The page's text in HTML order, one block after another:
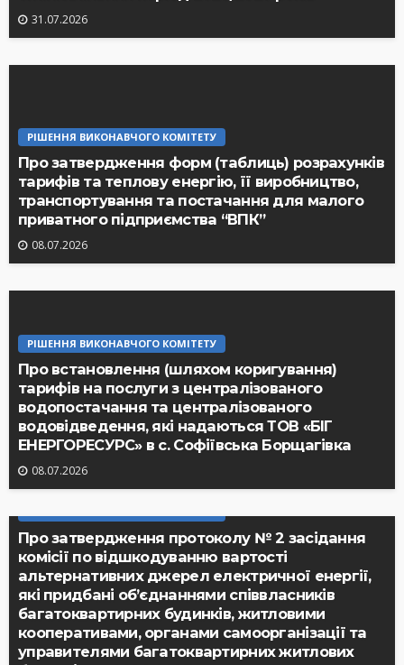
31.07.2026
РІШЕННЯ ВИКОНАВЧОГО КОМІТЕТУ
Про затвердження форм (таблиць) розрахунків
тарифів та теплову енергію, її виробництво,
транспортування та постачання для малого
приватного підприємства “ВПК”
08.07.2026
РІШЕННЯ ВИКОНАВЧОГО КОМІТЕТУ
Про встановлення (шляхом коригування)
тарифів на послуги з централізованого
водопостачання та централізованого
водовідведення, які надаються ТОВ «БІГ
ЕНЕРГОРЕСУРС» в с. Софіївська Борщагівка
08.07.2026
Про затвердження протоколу № 2 засідання
комісії по відшкодуванню вартості
альтернативних джерел електричної енергії,
які придбані об’єднаннями співвласників
багатоквартирних будинків, житловими
кооперативами, органами самоорганізації та
управителями багатоквартирних житлових